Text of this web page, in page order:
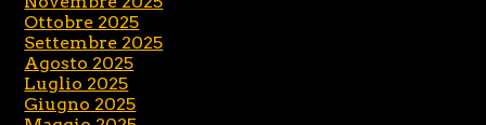
Ottobre 2025
Settembre 2025
Agosto 2025
Luglio 2025
Giugno 2025